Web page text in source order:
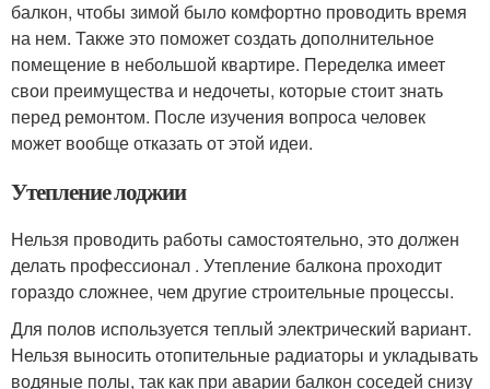
балкон, чтобы зимой было комфортно проводить время
на нем. Также это поможет создать дополнительное
помещение в небольшой квартире. Переделка имеет
свои преимущества и недочеты, которые стоит знать
перед ремонтом. После изучения вопроса человек
может вообще отказать от этой идеи.
Утепление лоджии
Нельзя проводить работы самостоятельно, это должен
делать профессионал . Утепление балкона проходит
гораздо сложнее, чем другие строительные процессы.
Для полов используется теплый электрический вариант.
Нельзя выносить отопительные радиаторы и укладывать
водяные полы, так как при аварии балкон соседей снизу